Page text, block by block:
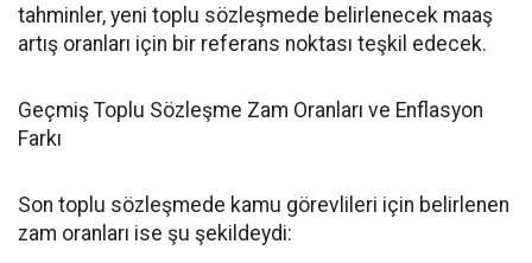
tahminler, yeni toplu sözleşmede belirlenecek maaş
artış oranları için bir referans noktası teşkil edecek.
Geçmiş Toplu Sözleşme Zam Oranları ve Enflasyon
Farkı
Son toplu sözleşmede kamu görevlileri için belirlenen
zam oranları ise şu şekildeydi: